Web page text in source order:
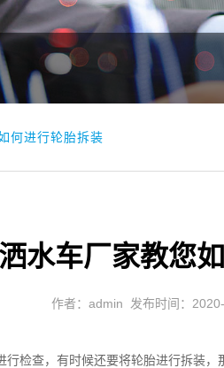
何进行轮胎拆装
洒水车厂家教您
作者：admin 发布时间：
检查，有时候还要将轮胎进行拆装，